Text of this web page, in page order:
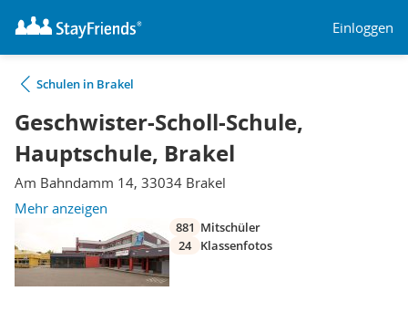
Einloggen
Schulen in Brakel
Geschwister-Scholl-Schule,
Hauptschule, Brakel
Am Bahndamm 14, 33034 Brakel
Mehr anzeigen
881 Mitschüler
24
Klassenfotos